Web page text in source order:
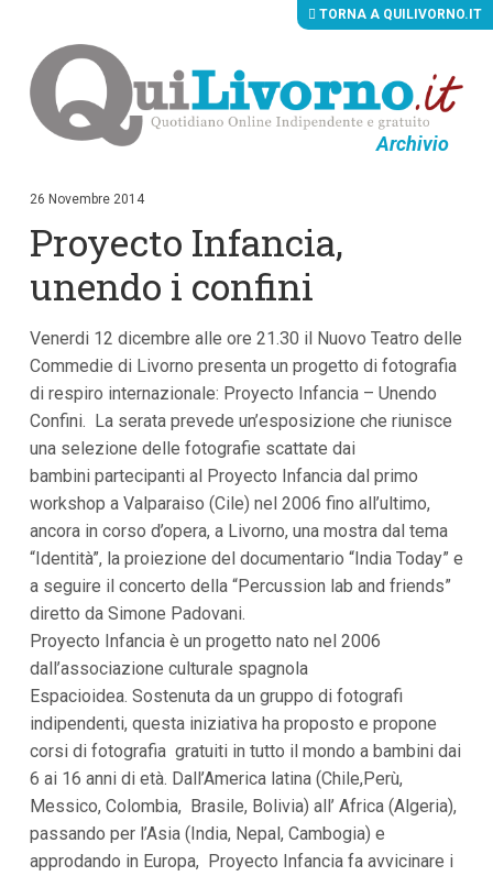
Archivio
i
i
n
n
u
i
p
i
n
i
p
a
i
V
a
a
l
M
e
ù
P
i
n
c
i
TORNA A QUILIVORNO.IT
26 Novembre 2014
Proyecto Infancia,
unendo i confini
Venerdi 12 dicembre alle ore 21.30 il Nuovo Teatro delle
Commedie di Livorno presenta un progetto di fotografia
di respiro internazionale: Proyecto Infancia – Unendo
Confini. La serata prevede un’esposizione che riunisce
una selezione delle fotografie scattate dai
bambini partecipanti al Proyecto Infancia dal primo
workshop a Valparaiso (Cile) nel 2006 fino all’ultimo,
ancora in corso d’opera, a Livorno, una mostra dal tema
“Identità”, la proiezione del documentario “India Today” e
a seguire il concerto della “Percussion lab and friends”
diretto da Simone Padovani.
Proyecto Infancia è un progetto nato nel 2006
dall’associazione culturale spagnola
Espacioidea. Sostenuta da un gruppo di fotografi
indipendenti, questa iniziativa ha proposto e propone
corsi di fotografia gratuiti in tutto il mondo a bambini dai
6 ai 16 anni di età. Dall’America latina (Chile,Perù,
Messico, Colombia, Brasile, Bolivia) all’ Africa (Algeria),
passando per l’Asia (India, Nepal, Cambogia) e
approdando in Europa, Proyecto Infancia fa avvicinare i